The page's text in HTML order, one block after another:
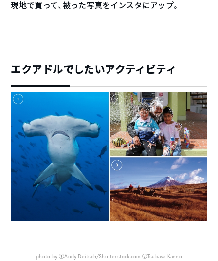
現地で買って、被った写真をインスタにアップ。
エクアドルでしたいアクティビティ
photo by ①Andy Deitsch/Shutterstock.com ②Tsubasa Kanno